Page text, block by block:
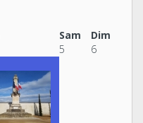
Sam
Dim
5 6